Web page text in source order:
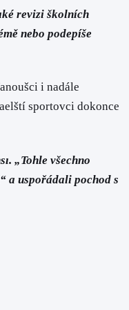
revizi školních
nebo podepíše
i nadále
sportovci dokonce
„Tohle všechno
a uspořádali pochod s